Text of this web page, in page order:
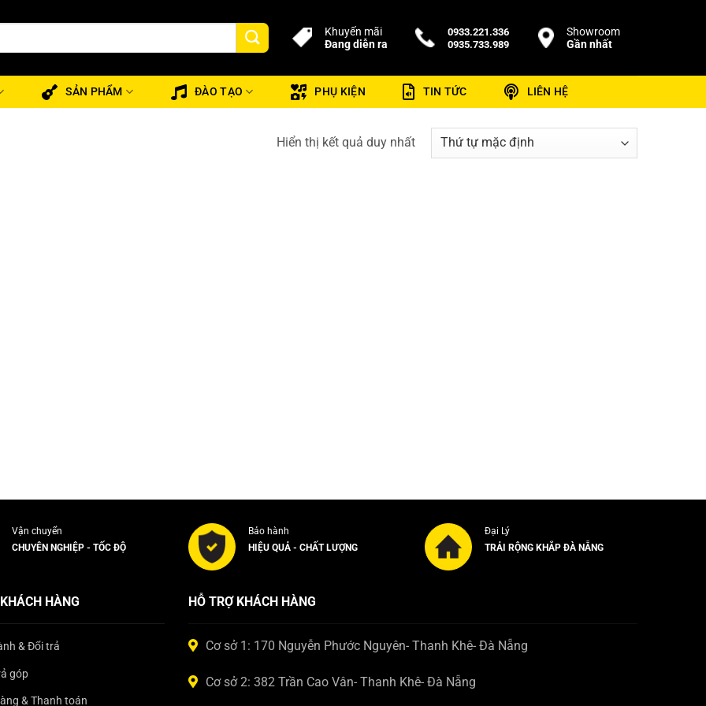
Khuyến mãi
Đang diễn ra
0933.221.336
0935.733.989
Showroom
Gần nhất
SẢN PHẨM ĐÀO TẠO PHỤ KIỆN TIN TỨC LIÊN HỆ
Hiển thị kết quả duy nhất
Vận chuyển
CHUYÊN NGHIỆP - TỐC ĐỘ
Bảo hành
HIỆU QUẢ - CHẤT LƯỢNG
Đại Lý
TRẢI RỘNG KHẮP ĐÀ NẴNG
HÀNG
& Đổi trả
góp
& Thanh toán
HỖ TRỢ KHÁCH HÀNG
Cơ sở 1: 170 Nguyễn Phước Nguyên- Thanh Khê- Đà Nẵng
Cơ sở 2: 382 Trần Cao Vân- Thanh Khê- Đà Nẵng